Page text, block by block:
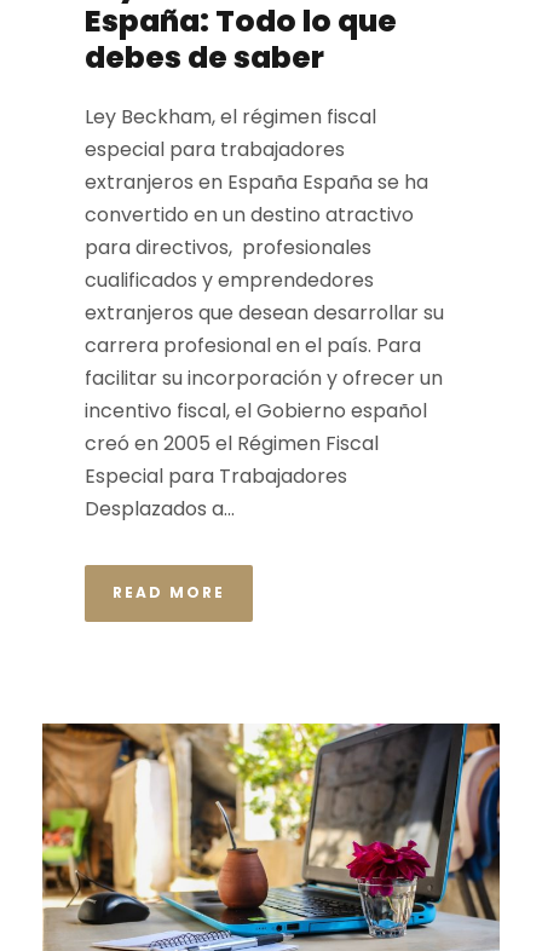
España: Todo lo que
debes de saber
Ley Beckham, el régimen fiscal
especial para trabajadores
extranjeros en España España se ha
convertido en un destino atractivo
para directivos, profesionales
cualificados y emprendedores
extranjeros que desean desarrollar su
carrera profesional en el país. Para
facilitar su incorporación y ofrecer un
incentivo fiscal, el Gobierno español
creó en 2005 el Régimen Fiscal
Especial para Trabajadores
Desplazados a...
READ MORE